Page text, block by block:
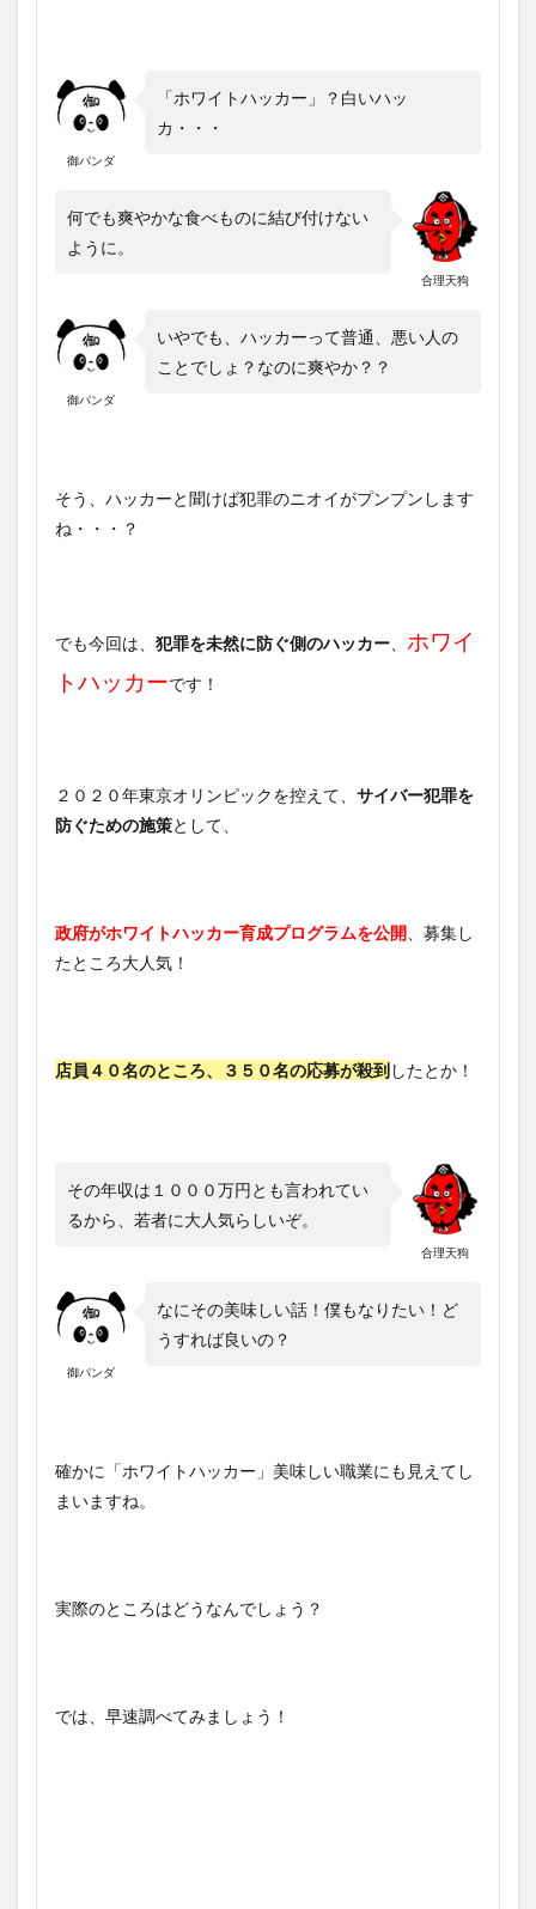
御パンダ
「ホワイトハッカー」？白いハッ
カ・・・
合理天狗
何でも爽やかな食べものに結び付けない
ように。
御パンダ
いやでも、ハッカーって普通、悪い人の
ことでしょ？なのに爽やか？？
そう、ハッカーと聞けば犯罪のニオイがプンプンします
ね・・・？
でも今回は、 犯罪を未然に防ぐ側のハッカー
ホワイ
トハッカーです！
２０２０年東京オリンピックを控えて、 サイバー犯罪を
防ぐための施策として、
政府がホワイトハッカー育成プログラムを公開 、募集し
たところ大人気！
店員４０名のところ、３５０名の応募が殺到したとか！
合理天狗
その年収は１０００万円とも言われてい
るから、若者に大人気らしいぞ。
御パンダ
なにその美味しい話！僕もなりたい！ど
うすれば良いの？
確かに「ホワイトハッカー」美味しい職業にも見えてし
まいますね。
実際のところはどうなんでしょう？
では、早速調べてみましょう！